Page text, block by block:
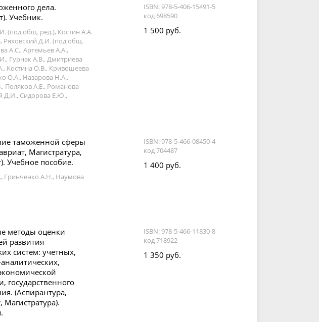
дела.
Учебник.
(под общ. ред.), Костин А.А.
Ряховский Д.И. (под общ.
А.С., Артемьев А.А.,
Гурнак А.В., Дмитриева
Костина О.В., Кривошеева
О.А., Назарова Н.А.,
Поляков А.Е., Романова
Д.И., Сидорова Е.Ю.,
ISBN: 978-5-406-15491-5
код 698590
1 500 руб.
таможенной сферы
Магистратура,
Учебное пособие.
Гринченко А.Н., Наумова
ISBN: 978-5-466-08450-4
код 704487
1 400 руб.
методы оценки
развития
систем: учетных,
государственного
(Аспирантура,
Магистратура).
ISBN: 978-5-466-11830-8
код 718922
1 350 руб.